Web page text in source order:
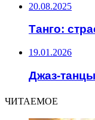
20.08.2025
Танго:
19.01.2026
Джаз-
ЧИТАЕМОЕ